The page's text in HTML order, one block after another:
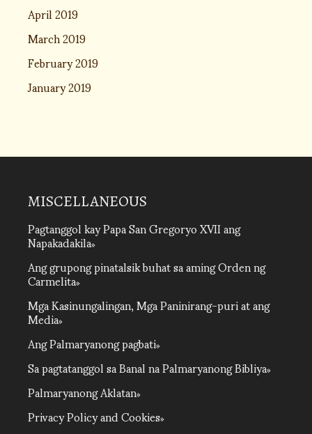
April 2019
March 2019
February 2019
January 2019
MISCELLANEOUS
Pagtanggol kay Papa San Gregoryo XVII ang
Napakadakila
Ang grupong pinatalsik buhat sa aming Orden ng
Carmelita
Mga Kasinungalingan, Mga Paninirang-puri at ang
Media
Ang Palmaryanong pagbati
Sa pagtatanggol sa Banal na Palmaryanong Bibliya
Palmaryanong Aklatan
Privacy Policy and Cookies